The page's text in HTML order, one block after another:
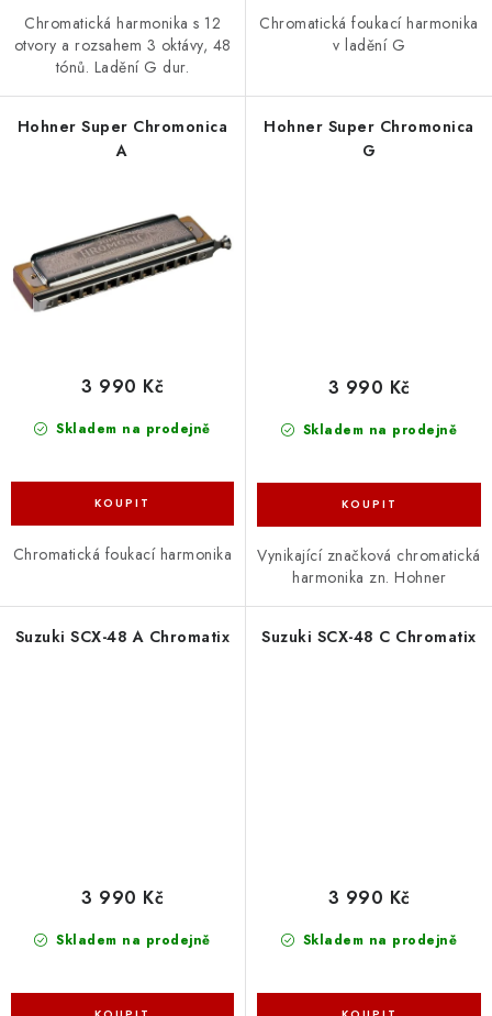
Chromatická harmonika s 12
otvory a rozsahem 3 oktávy, 48
tónů. Ladění G dur.
Chromatická foukací harmonika
v ladění G
Hohner Super Chromonica
A
Skladem na prodejně
3 990 Kč
Chromatická foukací harmonika
Hohner Super Chromonica
G
Skladem na prodejně
3 990 Kč
Vynikající značková chromatická
harmonika zn. Hohner
Suzuki SCX-48 A Chromatix
Skladem na prodejně
3 990 Kč
Suzuki SCX-48 C Chromatix
Skladem na prodejně
3 990 Kč